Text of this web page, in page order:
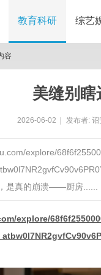
教育科研 综艺
容
美缝别
2026-06-02 发布者: 诏
explore/
是真的崩溃——厨房......
explore/